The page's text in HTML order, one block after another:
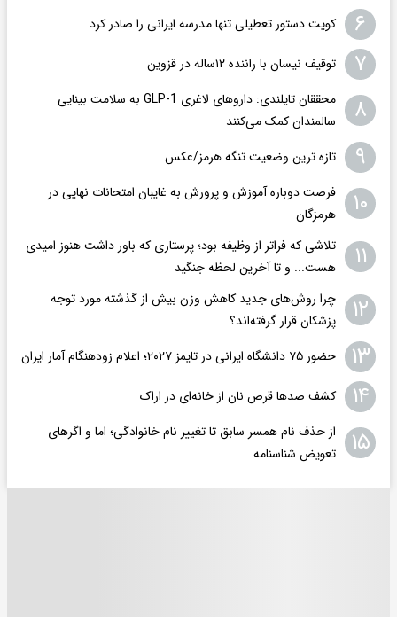
۶ کویت دستور تعطیلی تنها مدرسه ایرانی را صادر کرد
۷ توقیف نیسان با راننده ۱۲ساله در قزوین
۸
محققان تایلندی: داروهای لاغری GLP-1 به سلامت بینایی
سالمندان کمک می‌کنند
۹ تازه ترین وضعیت تنگه هرمز/عکس
۱۰
فرصت دوباره آموزش و پرورش به غایبان امتحانات نهایی در
هرمزگان
۱۱
تلاشی که فراتر از وظیفه بود؛ پرستاری که باور داشت هنوز امیدی
هست... و تا آخرین لحظه جنگید
۱۲
چرا روش‌های جدید کاهش وزن بیش از گذشته مورد توجه
پزشکان قرار گرفته‌اند؟
۱۳ حضور ۷۵ دانشگاه ایرانی در تایمز ۲۰۲۷؛ اعلام زودهنگام آمار ایران
۱۴ کشف صدها قرص نان از خانه‌ای در اراک
۱۵
از حذف نام همسر سابق تا تغییر نام خانوادگی؛ اما و اگرهای
تعویض شناسنامه